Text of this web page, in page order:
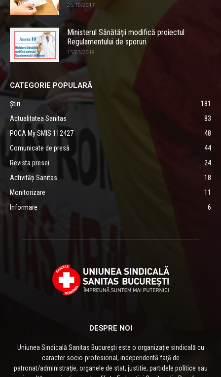
26/10/2017
Ministerul Sănătăţii modifică proiectul
Regulamentului de sporuri
15/03/2018
CATEGORIE POPULARĂ
Știri
181
Actualitatea Sanitas
83
POCA My SMIS 112427
48
Comunicate de presă
44
Revista presei
24
Activități Sanitas
18
Monitorizare
11
Informare
6
DESPRE NOI
Uniunea Sindicală Sanitas București este o organizaţie sindicală cu
caracter socio-profesional, independentă faţă de
patronat/administraţie, organele de stat, justitie, partidele politice sau